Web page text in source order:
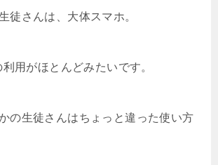
徒さんは、大体スマホ。
用がほとんどみたいです。
の生徒さんはちょっと違った使い方